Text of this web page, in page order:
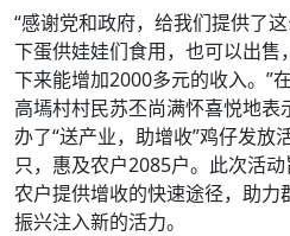
“感谢党和政府，给我们提供了
下蛋供娃娃们食用，也可以出
下来能增加2000多元的收入。”
高墕村村民苏丕尚满怀喜悦地
办了“送产业，助增收”鸡仔发放
只，惠及农户2085户。此次活
农户提供增收的快速途径，助
振兴注入新的活力。